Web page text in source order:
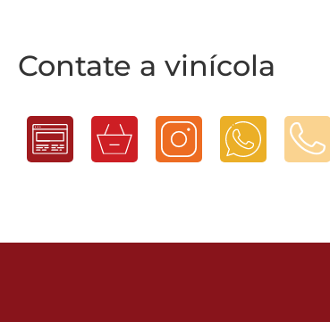
Contate a vinícola